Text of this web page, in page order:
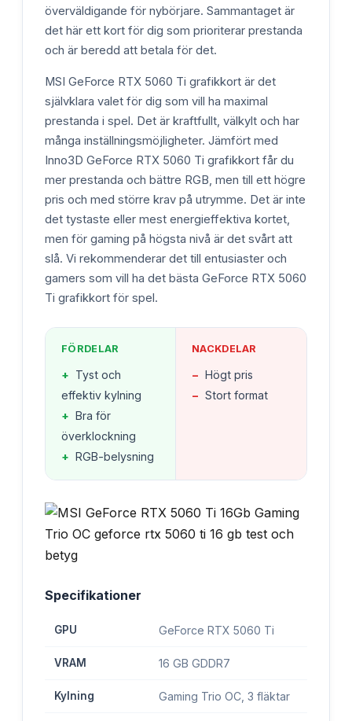
överväldigande för nybörjare. Sammantaget är
det här ett kort för dig som prioriterar prestanda
och är beredd att betala för det.
MSI GeForce RTX 5060 Ti grafikkort är det
självklara valet för dig som vill ha maximal
prestanda i spel. Det är kraftfullt, välkylt och har
många inställningsmöjligheter. Jämfört med
Inno3D GeForce RTX 5060 Ti grafikkort får du
mer prestanda och bättre RGB, men till ett högre
pris och med större krav på utrymme. Det är inte
det tystaste eller mest energieffektiva kortet,
men för gaming på högsta nivå är det svårt att
slå. Vi rekommenderar det till entusiaster och
gamers som vill ha det bästa GeForce RTX 5060
Ti grafikkort för spel.
FÖRDELAR
+ Tyst och
effektiv kylning
+ Bra för
överklockning
+ RGB-belysning
NACKDELAR
− Högt pris
− Stort format
Specifikationer
GPU GeForce RTX 5060 Ti
VRAM 16 GB GDDR7
Kylning Gaming Trio OC, 3 fläktar